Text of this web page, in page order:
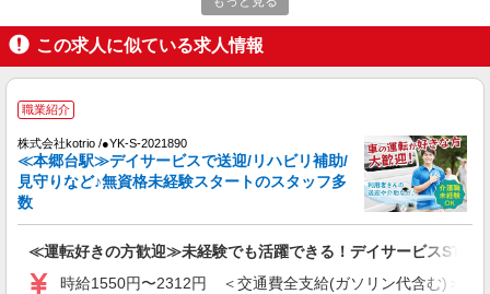
栄区内
詳細を見る
職業紹介
株式会社kotrio /●YK-S-2021890
≪運転好きの方歓迎≫未経験でも活躍できる！
デイサービスSTAFF
時給1550円〜2312円 ＜交通費全支給(ガソリ
栄区内
この求人に似ている求人情報
職業紹介
株式会社kotrio /●YK-S-2021890
≪本郷台駅≫デイサービスで送迎/リハビリ補助/
見守りなど♪無資格未経験スタートのスタッフ多
数
≪運転好きの方歓迎≫未経験でも活躍できる！デイサービスSTAFF
時給1550円〜2312円 ＜交通費全支給(ガソリン代含む)＞